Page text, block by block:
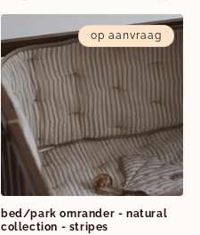
op aanvraag
bed/park omrander - natural
collection - stripes